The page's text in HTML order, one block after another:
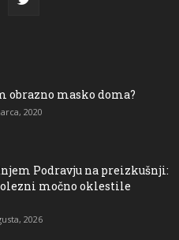
obrazno masko doma?
2020
Podravju na preizkušnji:
močno oklestile
2026